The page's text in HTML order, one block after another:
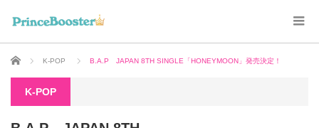
ホーム K-POP B.A.P JAPAN 8TH SINGLE「HONEYMOON」発売決定！
K-POP